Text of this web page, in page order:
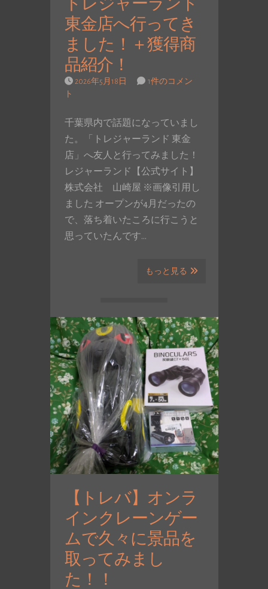
トレジャーランド
東金店へ行ってき
ました！＋獲得商
品紹介！
2026年5月18日
1件のコメン
ト
千葉県内で話題になっていまし
た。「トレジャーランド 東金
店」へ友人と行ってみました！
レジャーランド【公式サイト】
株式会社 山崎屋 ※画像引用し
ました オープンが4月だったの
で、落ち着いたころに行こうと
思っていたんです…
もっと見る
【トレバ】オンラ
インクレーンゲー
ムで久々に景品を
取ってみまし
た！！